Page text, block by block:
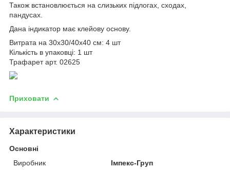
Також встановлюється на слизьких підлогах, сходах,
пандусах.
Дана індикатор має клейову основу.
Витрата на 30х30/40х40 см: 4 шт
Кількість в упаковці: 1 шт
Трафарет арт. 02625
Приховати
Характеристики
Основні
Виробник
Імпекс-Груп